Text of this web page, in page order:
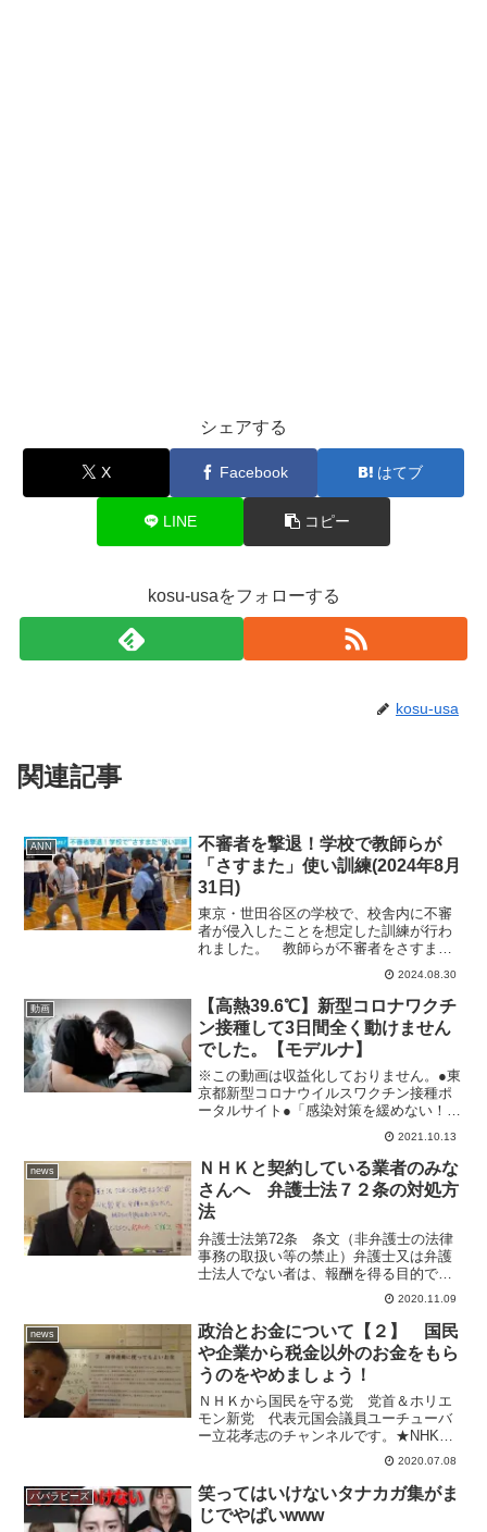
シェアする
X Facebook はてブ
LINE コピー
kosu-usaをフォローする
kosu-usa
関連記事
ANN
不審者を撃退！学校で教師らが
「さすまた」使い訓練(2024年8月
31日)
東京・世田谷区の学校で、校舎内に不審
者が侵入したことを想定した訓練が行わ
れました。 教師らが不審者をさすまた
を使って追い詰めていきます。 訓練
は、世田谷区の昭和女子大学付属昭和中
学校・高等学校で不審者が校舎内に侵入
した想定で行われました。 ...
2024.08.30
動画
【高熱39.6℃】新型コロナワクチ
ン接種して3日間全く動けません
でした。【モデルナ】
※この動画は収益化しておりません。●東
京都新型コロナウイルスワクチン接種ポ
ータルサイト●「感染対策を緩めない！」
ポータルサイトーーーーー動画を楽しん
でいただけたらぜひ【高評価】【コメン
ト】【チャンネル登録】をよろしくお願
いします！よかったら...
2021.10.13
news
ＮＨＫと契約している業者のみな
さんへ 弁護士法７２条の対処方
法
弁護士法第72条 条文（非弁護士の法律
事務の取扱い等の禁止）弁護士又は弁護
士法人でない者は、報酬を得る目的で訴
訟事件、非訟事件及び審査請求、異議申
立て、再審査請求等行政庁に対する不服
申立事件その他一般の法律事件に関して
鑑定、代理、仲裁若しく...
2020.11.09
news
政治とお金について【２】 国民
や企業から税金以外のお金をもら
うのをやめましょう！
ＮＨＫから国民を守る党 党首＆ホリエ
モン新党 代表元国会議員ユーチューバ
ー立花孝志のチャンネルです。★NHKが
反社会的勢力と連携して特殊詐欺をして
いる証拠記事→NHK集金で得た個人情報
使って窃盗、元社長に有罪判決懲役3年執
行猶予5年NHK受...
2020.07.08
パパラピーズ
笑ってはいけないタナカガ集がま
じでやばいwww